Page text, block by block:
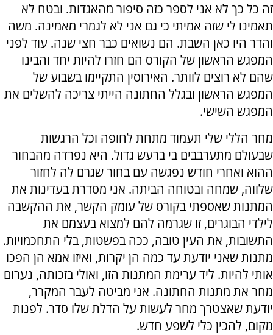
זה כל כך לא אני לספר כזה סיפור מהאגדות. ובטח לא
תאמינו לי שזה אמיתי כי גם אני לא לגמרי מאמינה. משה
והדר היו כאן השבת. הם נשואים כבר חצי שנה. עוד לפני
המפגש הראשון של הקורס הם חזרו להיות יחד והבינו
שהם לא רוצים לוותר. האירוסין התקיימו בשבוע של
המפגש הראשון ובגלל החתונה הייתי צריכה להשלים את
המפגש השישי.
מחר הללי שלי תעמוד מתחת לחופה וכל הרגשות
שבעולם מתערבבים בי ברעש גדול. היא נפרדה מהבחור
ההוא ואחרי חודש נפגשה עם בחור שגרם לה לחזור
שלווה, שמחה ובטוחה הביתה. אני מסדרת בעדינות את
המתנות שאספתי בקורס של עומק הקשר, את ההקשבה
לילדי הבוגרים, זו שגרמה להם למצוא בעצמם את
התשובות, את העין טובה, ככה בפשטות, בלי התחכמויות.
מתנות שאני יודעת עד כמה הן יקרות, ואיזו אמא הן הפכו
אותי להיות. ליד ערימת המתנות הזו, ואולי בזכותה, נערום
מחר את מתנות החתונה. אני מביטה לעבר המקרר,
יודעת שאצטרך מחר לעשות על הדלת שלו סדר. לפנות
מקום, להכין כלי לשפע חדש.